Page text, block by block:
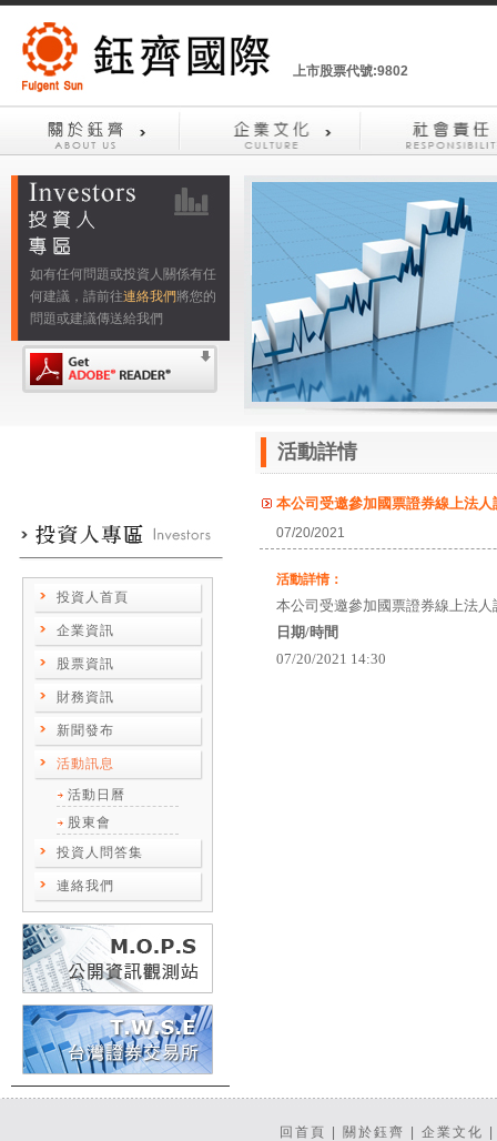
上市股票代號:9802
如有任何問題或投資人關係有任
何建議，請前往連絡我們將您的
問題或建議傳送給我們
投資人首頁
企業資訊
股票資訊
財務資訊
新聞發布
活動訊息
活動日曆
股東會
投資人問答集
連絡我們
活動詳情
本公司受邀參加國票證券線上法人
07/20/2021
活動詳情：
本公司受邀參加國票證券線上法人
日期/時間
07/20/2021 14:30
回首頁 關於鈺齊 企業文化